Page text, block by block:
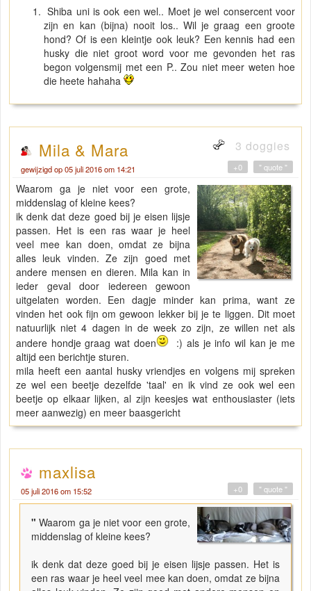
Shiba uni is ook een wel.. Moet je wel consercent voor
zijn en kan (bijna) nooit los.. Wil je graag een groote
hond? Of is een kleintje ook leuk? Een kennis had een
husky die niet groot word voor me gevonden het ras
begon volgensmij met een P.. Zou niet meer weten hoe
die heete hahaha
Mila & Mara 3 doggies
gewijzigd op 05 juli 2016 om 14:21 " quote "
+0
Waarom ga je niet voor een grote,
middenslag of kleine kees?
ik denk dat deze goed bij je eisen lijsje
passen. Het is een ras waar je heel
veel mee kan doen, omdat ze bijna
alles leuk vinden. Ze zijn goed met
andere mensen en dieren. Mila kan in
ieder geval door iedereen gewoon
uitgelaten worden. Een dagje minder kan prima, want ze
vinden het ook fijn om gewoon lekker bij je te liggen. Dit moet
natuurlijk niet 4 dagen in de week zo zijn, ze willen net als
andere hondje graag wat doen
:) als je info wil kan je me
altijd een berichtje sturen.
mila heeft een aantal husky vriendjes en volgens mij spreken
ze wel een beetje dezelfde 'taal' en ik vind ze ook wel een
beetje op elkaar lijken, al zijn keesjes wat enthousiaster (iets
meer aanwezig) en meer baasgericht
maxlisa
05 juli 2016 om 15:52 " quote "
+0
"Waarom ga je niet voor een grote,
middenslag of kleine kees?
ik denk dat deze goed bij je eisen lijsje passen. Het is
een ras waar je heel veel mee kan doen, omdat ze bijna